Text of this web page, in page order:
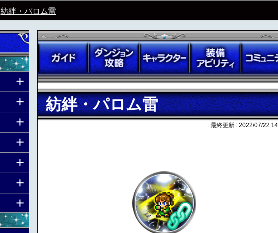
紡絆・パロム雷
紡絆・パロム雷
最終更新 : 2022/07/22